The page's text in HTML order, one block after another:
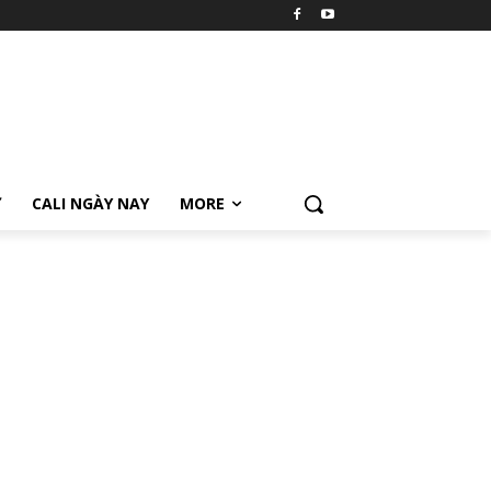
CALI NGÀY NAY MORE